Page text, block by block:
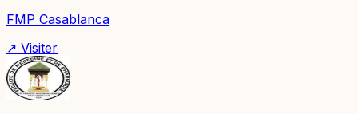
FMP Casablanca
↗ Visiter